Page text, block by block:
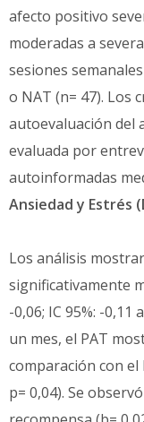
afecto positivo
moderadas a
sesiones
o NAT (n= 47). Los
autoevaluación del
evaluada por
autoinformadas
Ansiedad y Estrés
Los análisis
significativamente
-0,06; IC 95%: -0,11
un mes, el PAT
comparación con el
p= 0,04). Se